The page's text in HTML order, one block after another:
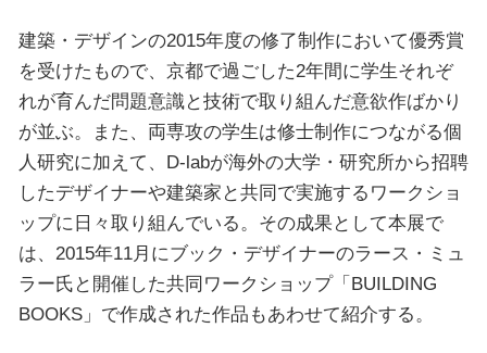
建築・デザインの2015年度の修了制作において優秀賞
を受けたもので、京都で過ごした2年間に学生それぞ
れが育んだ問題意識と技術で取り組んだ意欲作ばかり
が並ぶ。また、両専攻の学生は修士制作につながる個
人研究に加えて、D-labが海外の大学・研究所から招聘
したデザイナーや建築家と共同で実施するワークショ
ップに日々取り組んでいる。その成果として本展で
は、2015年11月にブック・デザイナーのラース・ミュ
ラー氏と開催した共同ワークショップ「BUILDING
BOOKS」で作成された作品もあわせて紹介する。